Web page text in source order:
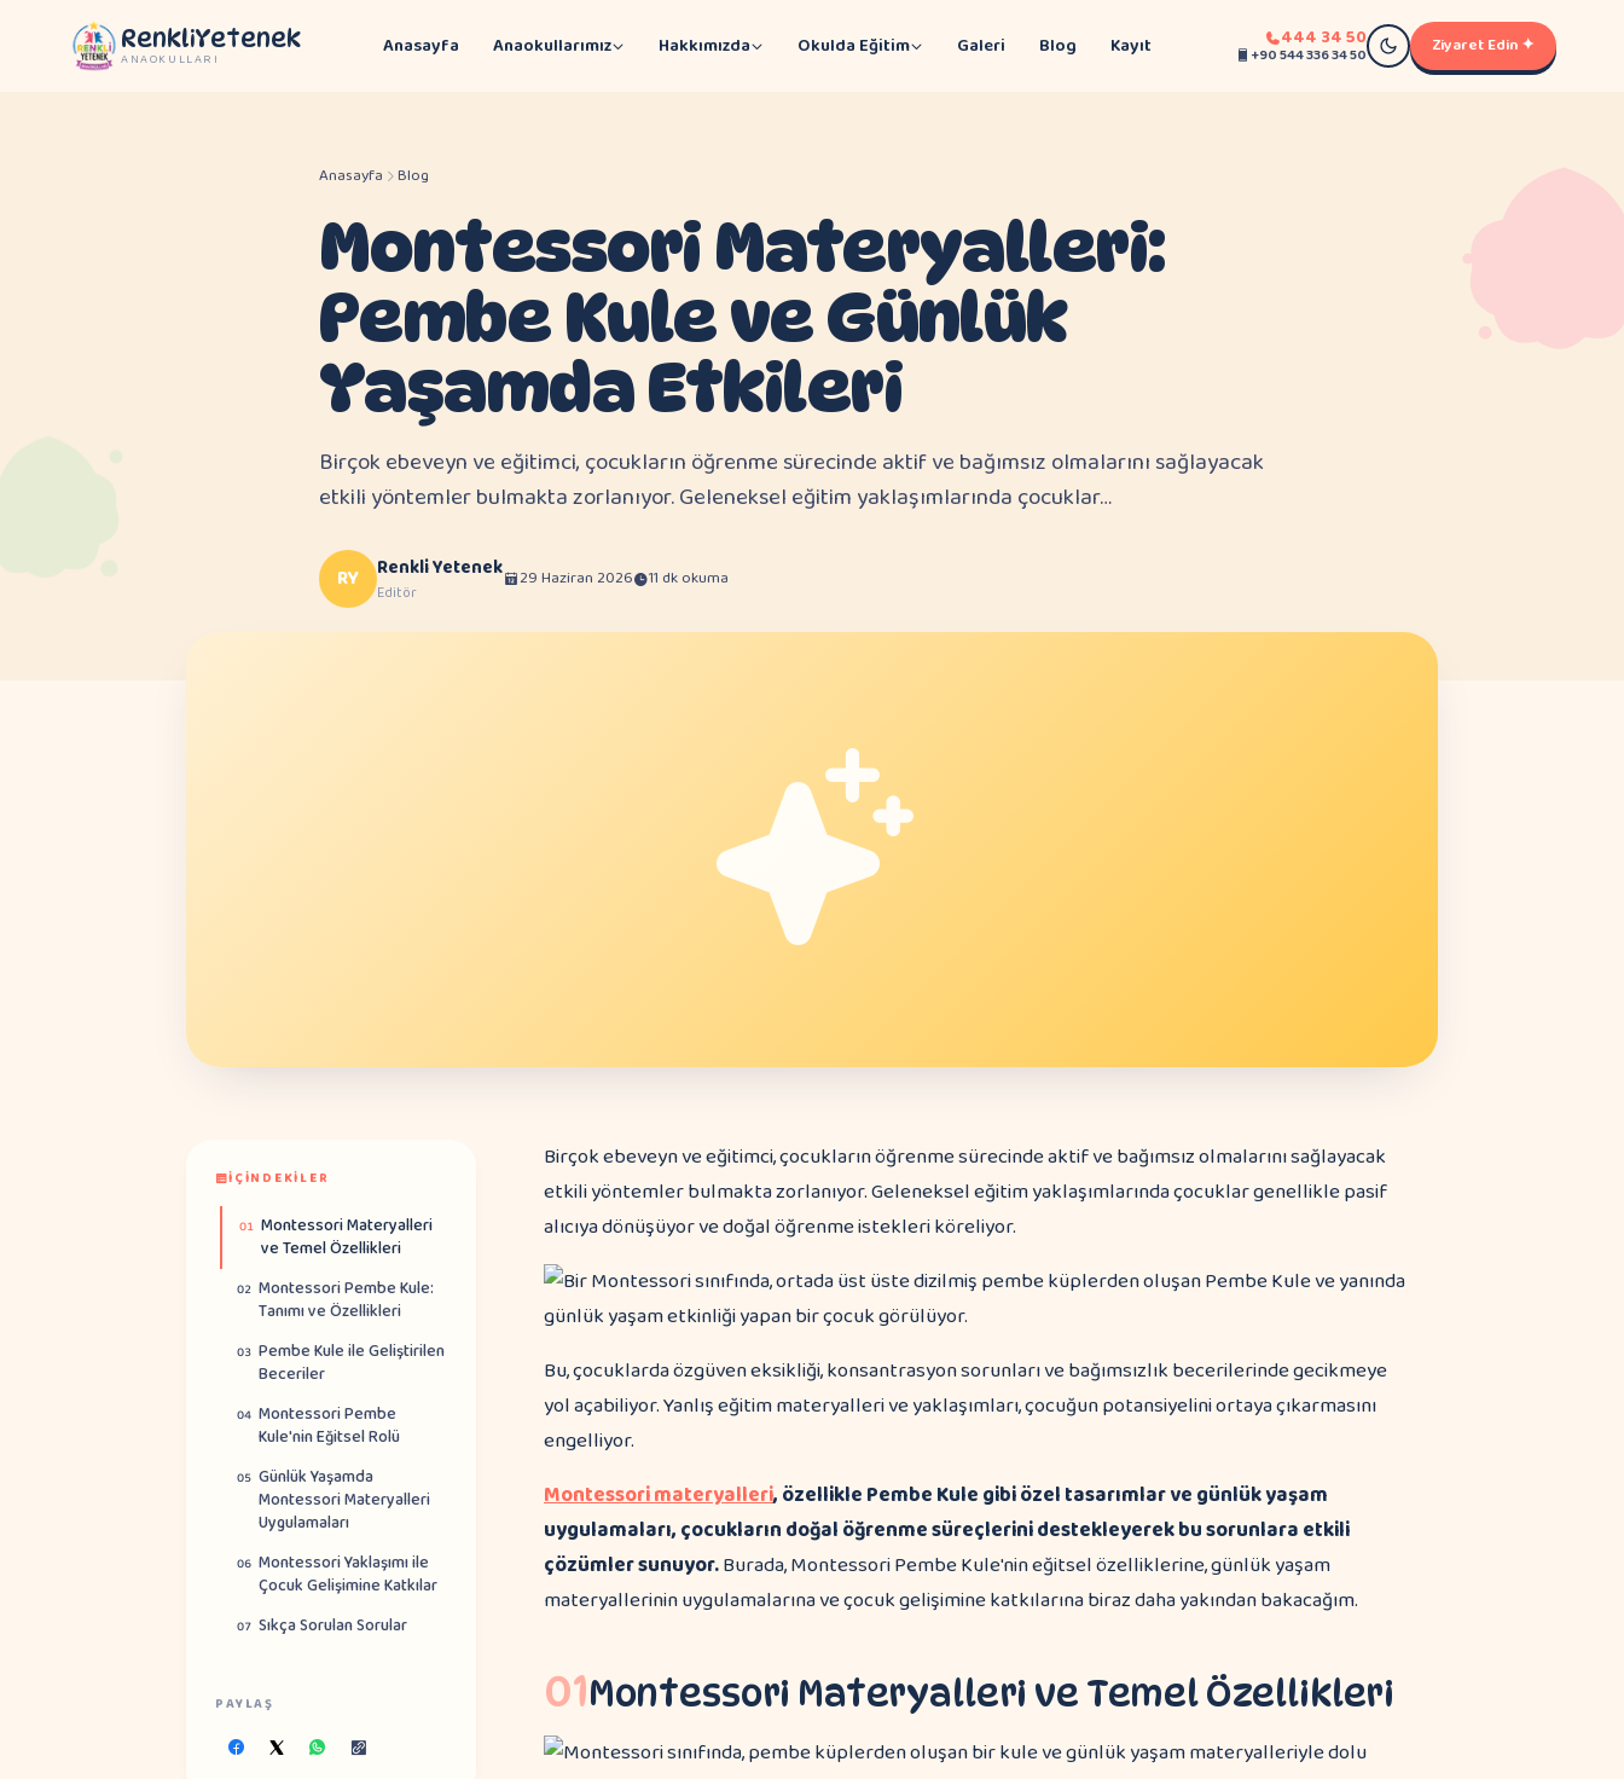
RenkliYetenek
ANAOKULLARI Anasayfa Anaokullarımız Hakkımızda Okulda Eğitim Galeri Blog Kayıt 444 34 50
+90 544 336 34 50 Ziyaret Edin ✦
Anasayfa Blog
Montessori Materyalleri:
Pembe Kule ve Günlük
Yaşamda Etkileri
Birçok ebeveyn ve eğitimci, çocukların öğrenme sürecinde aktif ve bağımsız olmalarını sağlayacak
etkili yöntemler bulmakta zorlanıyor. Geleneksel eğitim yaklaşımlarında çocuklar…
RY Renkli Yetenek
Editör
29 Haziran 2026 11 dk okuma
İÇINDEKILER
01 Montessori Materyalleri
ve Temel Özellikleri
02 Montessori Pembe Kule:
Tanımı ve Özellikleri
03 Pembe Kule ile Geliştirilen
Beceriler
04 Montessori Pembe
Kule'nin Eğitsel Rolü
05 Günlük Yaşamda
Montessori Materyalleri
Uygulamaları
06 Montessori Yaklaşımı ile
Çocuk Gelişimine Katkılar
07 Sıkça Sorulan Sorular
PAYLAŞ
Birçok ebeveyn ve eğitimci, çocukların öğrenme sürecinde aktif ve bağımsız olmalarını sağlayacak
etkili yöntemler bulmakta zorlanıyor. Geleneksel eğitim yaklaşımlarında çocuklar genellikle pasif
alıcıya dönüşüyor ve doğal öğrenme istekleri köreliyor.
Bu, çocuklarda özgüven eksikliği, konsantrasyon sorunları ve bağımsızlık becerilerinde gecikmeye
yol açabiliyor. Yanlış eğitim materyalleri ve yaklaşımları, çocuğun potansiyelini ortaya çıkarmasını
engelliyor.
Montessori materyalleri, özellikle Pembe Kule gibi özel tasarımlar ve günlük yaşam
uygulamaları, çocukların doğal öğrenme süreçlerini destekleyerek bu sorunlara etkili
çözümler sunuyor.Burada, Montessori Pembe Kule'nin eğitsel özelliklerine, günlük yaşam
materyallerinin uygulamalarına ve çocuk gelişimine katkılarına biraz daha yakından bakacağım.
01Montessori Materyalleri ve Temel Özellikleri